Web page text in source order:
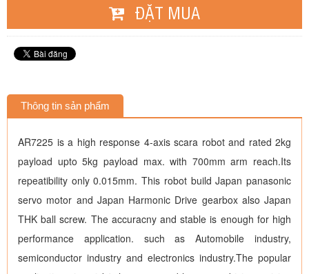
ĐẶT MUA
Thông tin sản phẩm
AR7225 is a high response 4-axis scara robot and rated 2kg
payload upto 5kg payload max. with 700mm arm reach.Its
repeatibility only 0.015mm. This robot build Japan panasonic
servo motor and Japan Harmonic Drive gearbox also Japan
THK ball screw. The accuracny and stable is enough for high
performance application. such as Automobile industry,
semiconductor industry and electronics industry.The popular